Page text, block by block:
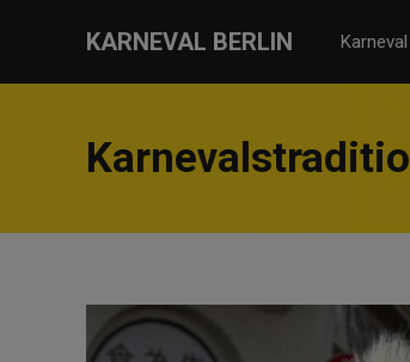
KARNEVAL BERLIN Karneval